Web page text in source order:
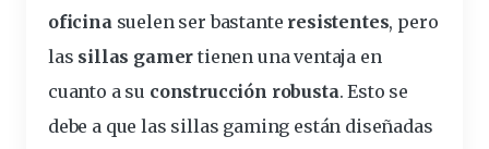
oficinasuelen ser bastante resistentes, pero
las sillas gamer tienen una ventaja en
cuanto a su construcción robusta. Esto se
debe a que las sillas gaming están diseñadas